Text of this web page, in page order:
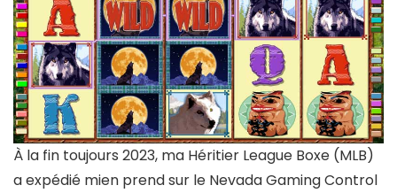
À la fin toujours 2023, ma Héritier League Boxe (MLB)
a expédié mien prend sur le Nevada Gaming Control